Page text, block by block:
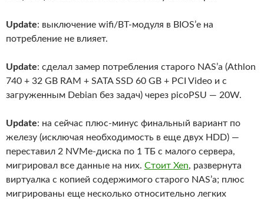
Update: выключение wifi/BT-модуля в BIOS’е на
потребление не влияет.
Update: сделал замер потребления старого NAS’а (Athlon
740 + 32 GB RAM + SATA SSD 60 GB + PCI Video и с
загруженным Debian без задач) через picoPSU — 20W.
Update: на сейчас плюс-минус финальный вариант по
железу (исключая необходимость в еще двух HDD) —
переставил 2 NVMe-диска по 1 ТБ с малого сервера,
мигрировал все данные на них. Стоит Xen, развернута
виртуалка с копией содержимого старого NAS’а; плюс
мигрированы еще несколько относительно легких